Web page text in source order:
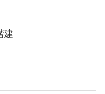
建